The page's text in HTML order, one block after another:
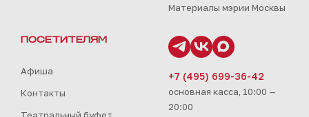
Материалы мэрии Москвы
ПОСЕТИТЕЛЯМ
Афиша
Контакты
Театральный буфет
+7 (495) 699-36-42
основная касса, 10:00 —
20:00